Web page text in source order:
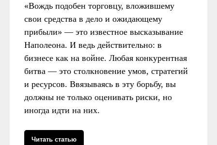
«Вождь подобен торговцу, вложившему
свои средства в дело и ожидающему
прибыли» — это известное высказывание
Наполеона. И ведь действительно: в
бизнесе как на войне. Любая конкурентная
битва — это столкновение умов, стратегий
и ресурсов. Ввязываясь в эту борьбу, вы
должны не только оценивать риски, но
иногда идти на них.
Читать статью
icontext
Zen Mobile Agency
Registratura
CPAExchange
Главная
Исследования
Стать автором
sales@icontextgroup.ru
+7 (499) 929-85-95
г. Москва, ул. Новослободская, д. 16